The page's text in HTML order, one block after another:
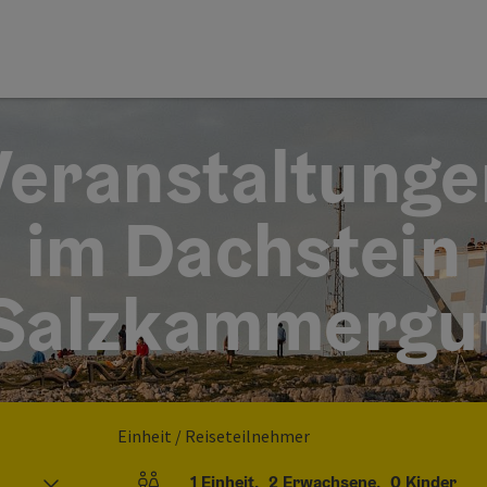
im Dachstein
Einheit / Reiseteilnehmer
1 Einheit, 2 Erwachsene, 0 Kinder